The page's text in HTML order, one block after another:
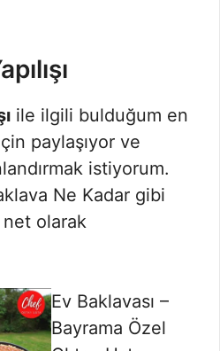
ile ilgili bulduğum en
paylaşıyor ve
istiyorum.
Ne Kadar gibi
net olarak
Ev Baklavası –
Bayrama Özel